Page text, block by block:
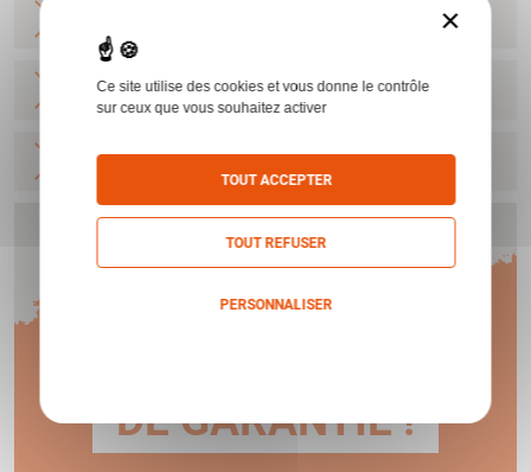
BENELLI
CHOKE BENE LONG INT 28 ** CRIO BENELLI
CHOKE BENE LONG INT 28 *** CRIO BENELLI
Humbert vous offre
DE GARANTIE !
×
Ce site utilise des cookies et vous donne le contrôle
sur ceux que vous souhaitez activer
TOUT ACCEPTER
TOUT REFUSER
PERSONNALISER